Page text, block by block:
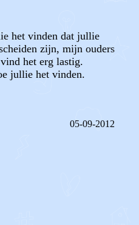
het vinden dat jullie
zijn, mijn ouders
het erg lastig.
jullie het vinden.
05-09-2012